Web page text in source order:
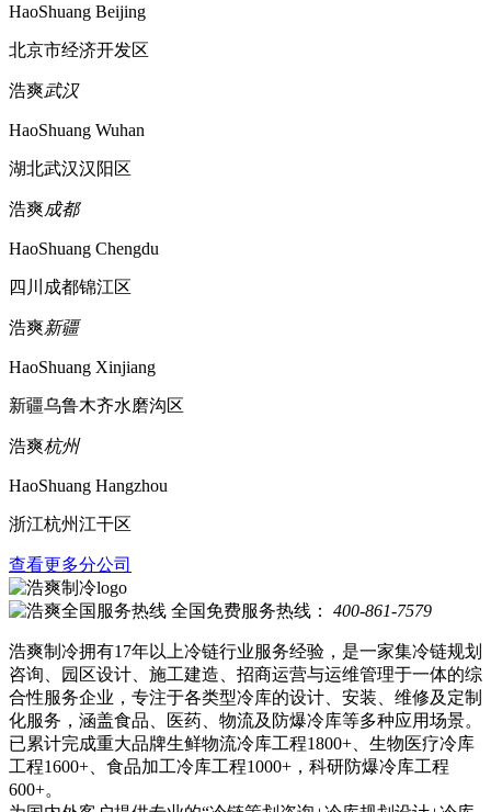
HaoShuang Beijing
北京市经济开发区
浩爽武汉
HaoShuang Wuhan
湖北武汉汉阳区
浩爽成都
HaoShuang Chengdu
四川成都锦江区
浩爽新疆
HaoShuang Xinjiang
新疆乌鲁木齐水磨沟区
浩爽杭州
HaoShuang Hangzhou
浙江杭州江干区
查看更多分公司
全国免费服务热线： 400-861-7579
浩爽制冷拥有17年以上冷链行业服务经验，是一家集冷链规划
咨询、园区设计、施工建造、招商运营与运维管理于一体的综
合性服务企业，专注于各类型冷库的设计、安装、维修及定制
化服务，涵盖食品、医药、物流及防爆冷库等多种应用场景。
已累计完成重大品牌生鲜物流冷库工程1800+、生物医疗冷库
工程1600+、食品加工冷库工程1000+，科研防爆冷库工程
600+。